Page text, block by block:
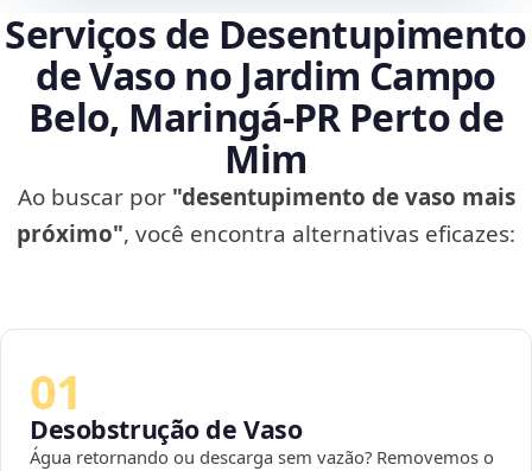
Serviços de Desentupimento
de Vaso no Jardim Campo
Belo, Maringá‑PR Perto de
Mim
Ao buscar por "desentupimento de vaso mais
próximo", você encontra alternativas eficazes:
01
Desobstrução de Vaso
Água retornando ou descarga sem vazão? Removemos o